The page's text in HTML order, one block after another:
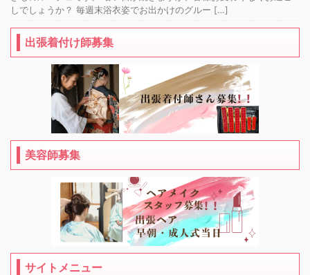
しでしょうか？ 毎週末浴衣姿でお出かけのグルー […]
出張着付け師募集
美容師募集
サイトメニュー